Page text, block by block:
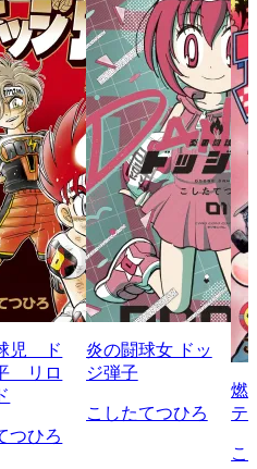
児 ド
リロ
つひろ
炎の闘球女 ドッ
ジ弾子
こしたてつひろ
燃
テ
こ